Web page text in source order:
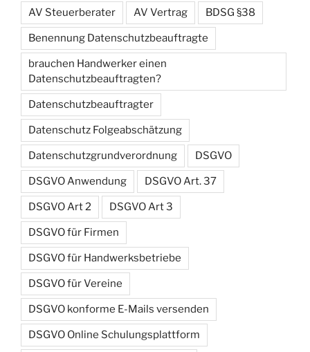
AV Steuerberater AV Vertrag BDSG §38
Benennung Datenschutzbeauftragte
brauchen Handwerker einen
Datenschutzbeauftragten?
Datenschutzbeauftragter
Datenschutz Folgeabschätzung
Datenschutzgrundverordnung DSGVO
DSGVO Anwendung DSGVO Art. 37
DSGVO Art 2 DSGVO Art 3
DSGVO für Firmen
DSGVO für Handwerksbetriebe
DSGVO für Vereine
DSGVO konforme E-Mails versenden
DSGVO Online Schulungsplattform